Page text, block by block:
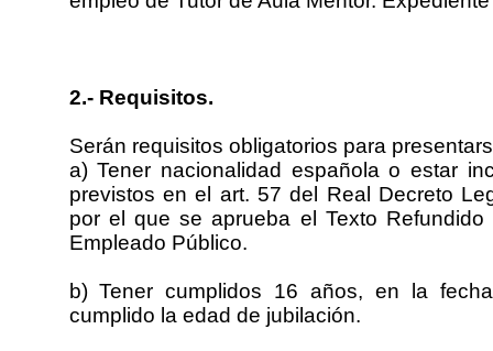
2.- Requisitos.
Serán requisitos obligatorios para
a) Tener nacionalidad española o estar
previstos en el art. 57 del Real Decreto
por el que se aprueba el Texto
Empleado Público.
b) Tener cumplidos 16 años, en la
cumplido la edad de jubilación.